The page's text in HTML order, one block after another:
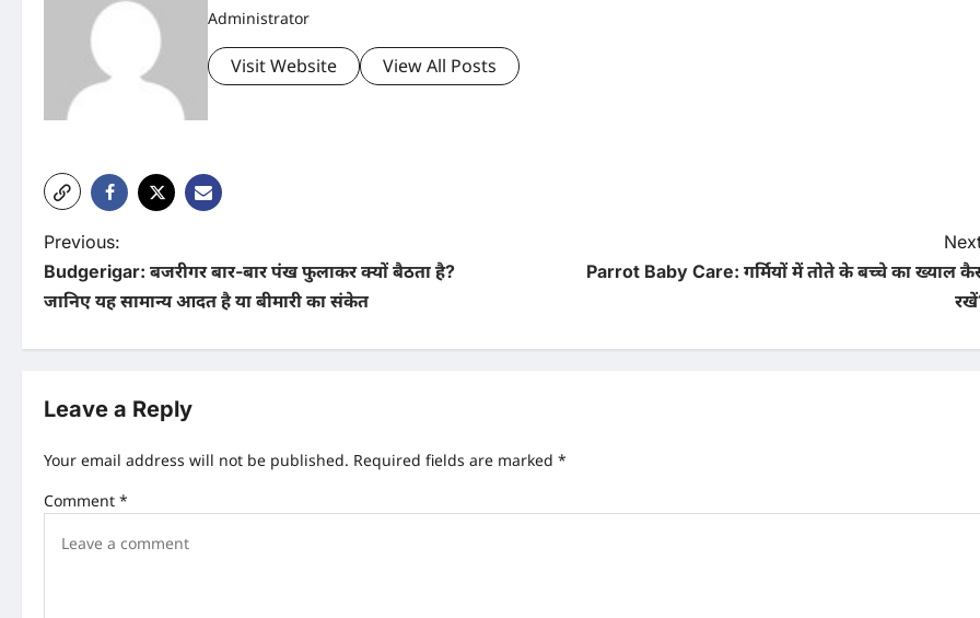
Administrator
Visit Website View All Posts
P
o
n
i
Previous:
Budgerigar: बजरीगर बार-बार पंख फुलाकर क्यों बैठता है?
जानिए यह सामान्य आदत है या बीमारी का संकेत
Parrot Baby Care: गर्मियों में तोते के बच्चे का ख्याल
Leave a Reply
Your email address will not be published. Required fields are marked *
Comment *